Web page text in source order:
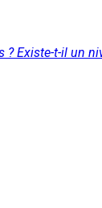
Existe-t-il un